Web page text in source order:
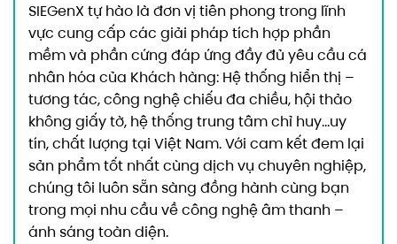
SIEGenX tự hào là đơn vị tiên phong trong lĩnh
vực cung cấpcác giải pháp tích hợp phần
mềm và phần cứng đáp ứng đầy đủ yêu cầu cá
nhân hóa của Khách hàng: Hệ thống hiển thị –
tương tác, công nghệ chiếu đa chiều, hội thảo
không giấy tờ, hệ thống trung tâm chỉ huy…uy
tín, chất lượng tại Việt Nam. Với cam kết đem lại
sản phẩm tốt nhất cùng dịch vụ chuyên nghiệp,
chúng tôi luôn sẵn sàng đồng hành cùng bạn
trong mọi nhu cầu về công nghệ âm thanh –
ánh sáng toàn diện.